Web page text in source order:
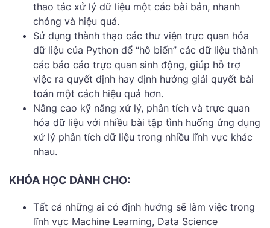
thao tác xử lý dữ liệu một các bài bản, nhanh
chóng và hiệu quả.
Sử dụng thành thạo các thư viện trực quan hóa
dữ liệu của Python để “hô biến” các dữ liệu thành
các báo cáo trực quan sinh động, giúp hỗ trợ
việc ra quyết định hay định hướng giải quyết bài
toán một cách hiệu quả hơn.
Nâng cao kỹ năng xử lý, phân tích và trực quan
hóa dữ liệu với nhiều bài tập tình huống ứng dụng
xử lý phân tích dữ liệu trong nhiều lĩnh vực khác
nhau.
KHÓA HỌC DÀNH CHO:
Tất cả những ai có định hướng sẽ làm việc trong
lĩnh vực Machine Learning, Data Science